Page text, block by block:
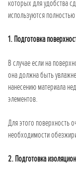
которых для удобства
используются
1. Подготовка
В случае если на
она должна быть
нанесению материала
элементов.
Для этого поверхность
необходимости
2. Подготовка